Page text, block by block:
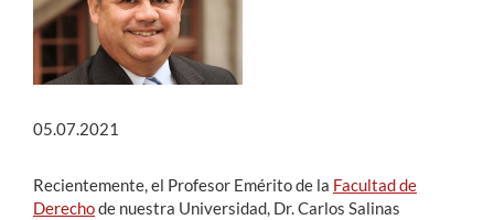
English
05.07.2021
Recientemente, el Profesor Emérito de la Facultad de
Derechode nuestra Universidad, Dr. Carlos Salinas